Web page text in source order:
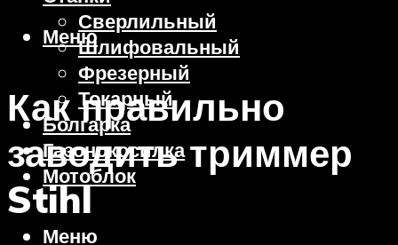
Сверлильный
Шлифовальный
Фрезерный
Токарный
Болгарка
Газонокосилка
Мотоблок
Меню
Меню
Как правильно
заводить триммер
Stihl